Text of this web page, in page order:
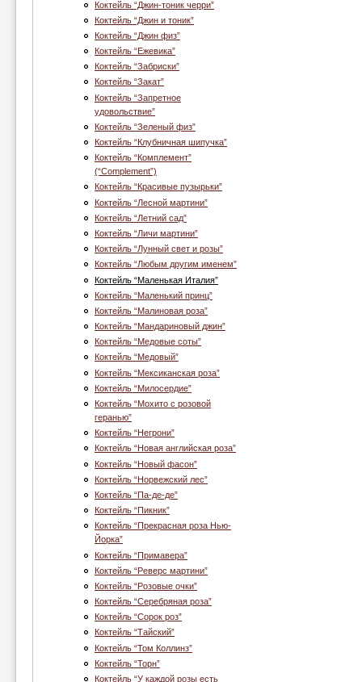
Коктейль “Джин-тоник черри”
Коктейль “Джин и тоник”
Коктейль “Джин физ”
Коктейль “Ежевика”
Коктейль “Забриски”
Коктейль “Закат”
Коктейль “Запретное
удовольствие”
Коктейль “Зеленый физ”
Коктейль “Клубничная шипучка”
Коктейль “Комплемент”
(“Complement”)
Коктейль “Красивые пузырьки”
Коктейль “Лесной мартини”
Коктейль “Летний сад”
Коктейль “Личи мартини”
Коктейль “Лунный свет и розы”
Коктейль “Любым другим именем”
Коктейль “Маленькая Италия”
Коктейль “Маленький принц”
Коктейль “Малиновая роза”
Коктейль “Мандариновый джин”
Коктейль “Медовые соты”
Коктейль “Медовый”
Коктейль “Мексиканская роза”
Коктейль “Милосердие”
Коктейль “Мохито с розовой
геранью”
Коктейль “Негрони”
Коктейль “Новая английская роза”
Коктейль “Новый фасон”
Коктейль “Норвежский лес”
Коктейль “Па-де-де”
Коктейль “Пикник”
Коктейль “Прекрасная роза Нью-
Йорка”
Коктейль “Примавера”
Коктейль “Реверс мартини”
Коктейль “Розовые очки”
Коктейль “Серебряная роза”
Коктейль “Сорок роз”
Коктейль “Тайский”
Коктейль “Том Коллинз”
Коктейль “Торн”
Коктейль “У каждой розы есть